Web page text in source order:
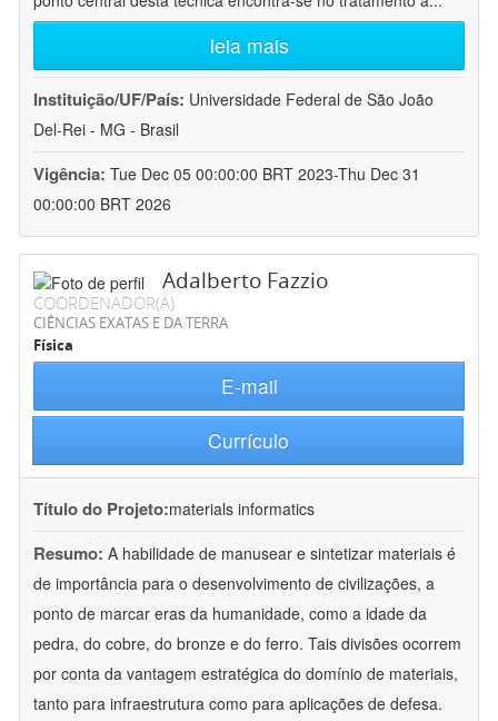
leia mais
Instituição/UF/País: Universidade Federal de São João
Del-Rei - MG - Brasil
Vigência: Tue Dec 05 00:00:00 BRT 2023-Thu Dec 31
00:00:00 BRT 2026
Adalberto Fazzio
COORDENADOR(A)
CIÊNCIAS EXATAS E DA TERRA
Física
E-mail
Currículo
Título do Projeto:materials informatics
Resumo: A habilidade de manusear e sintetizar materiais é
de importância para o desenvolvimento de civilizações, a
ponto de marcar eras da humanidade, como a idade da
pedra, do cobre, do bronze e do ferro. Tais divisões ocorrem
por conta da vantagem estratégica do domínio de materiais,
tanto para infraestrutura como para aplicações de defesa.